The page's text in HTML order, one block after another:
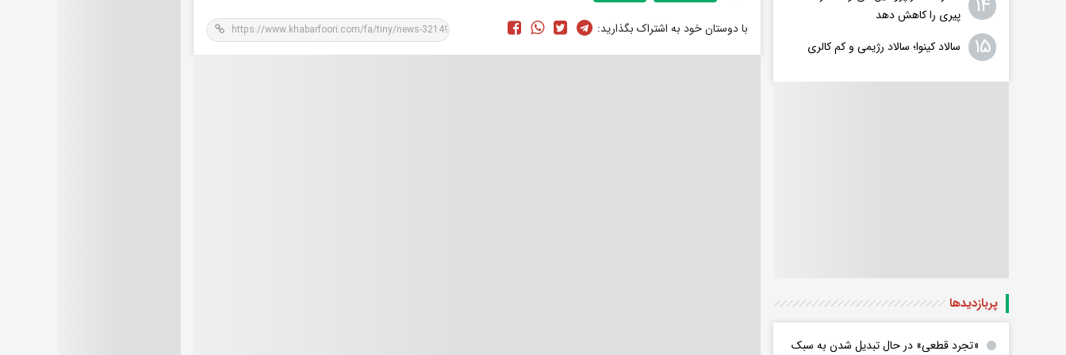
با دوستان خود به اشتراک بگذارید:
پیری را کاهش دهد
۱۵ سالاد کینوا؛ سالاد رژیمی و کم کالری
پربازدید‌ها
«تجرد قطعی» در حال تبدیل شدن به سبک